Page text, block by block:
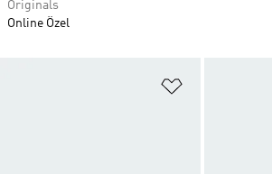
Originals
Online Özel